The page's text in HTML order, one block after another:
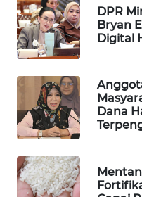
DPR
Bryan
Digital
Dana
MASYARAKAT
KELISTRIKAN
WALINKI
ID
MAWAKA
ID
MARTABAT
NET